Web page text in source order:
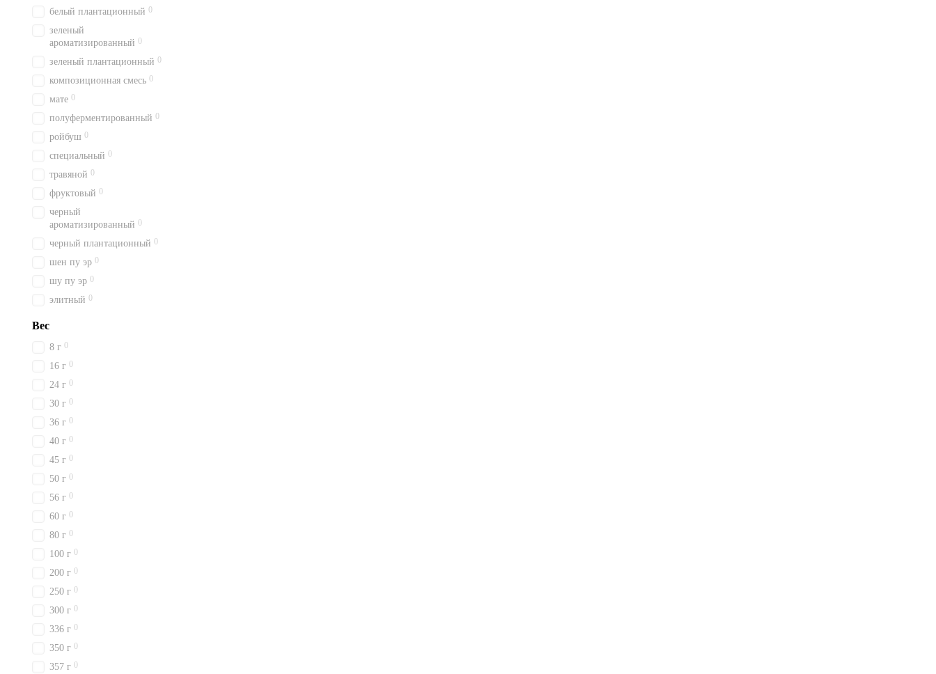
белый плантационный 0
зеленый
ароматизированный 0
зеленый плантационный 0
композиционная смесь 0
мате 0
полуферментированный 0
ройбуш 0
специальный 0
травяной 0
фруктовый 0
черный
ароматизированный 0
черный плантационный 0
шен пу эр 0
шу пу эр 0
элитный 0
Вес
8 г 0
16 г 0
24 г 0
30 г 0
36 г 0
40 г 0
45 г 0
50 г 0
56 г 0
60 г 0
80 г 0
100 г 0
200 г 0
250 г 0
300 г 0
336 г 0
350 г 0
357 г 0